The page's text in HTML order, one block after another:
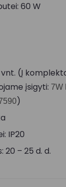
60 W
vnt. (Į
įsigyti: 7W
)
IP20
– 25 d. d.